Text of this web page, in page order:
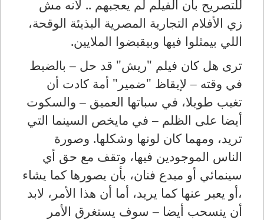
للتصريح بأن الفيلم لم يعجبهم .. لأنه مش
زي الأفلام التجارية المصرية البذيئة الوقحة،
اللي بيمثلوا فيها وبيقبضوا الملايين.
ترى هل كان فيلم "ريش" قد حل – بالضبط
في وقته – لإيقاظ "ضمير" أمة كادت أن
تغيب طويلا، في سباتها العميق – والسكوت
أيضا على الظلم – في مايخص السينما التي
تريد، ومهما كان لونها وشكلها. وصورة
الناس الموجودين فيها، وتقف مع حق أي
سينمائي أو مبدع فنان، بأن يصورها كما يشاء
،أو يعبر عنها كما يريد، أما أن هذا الأمر، لابد
أن ينسحب أيضا – سوف يستغرق الأمر